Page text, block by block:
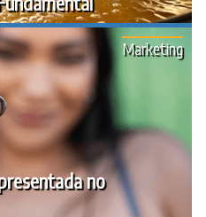
no
Marketing